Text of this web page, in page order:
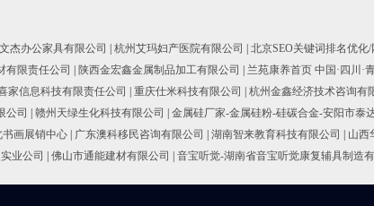
杰办公家具有限公司 杭州艾玛妇产医院有限公司 北京SEO关键词排名优
有限责任公司 陕西金宏鑫金属制品加工有限公司 兰苑康养首页 中国·四川·
家信息科技有限责任公司 重庆仕米科技有限公司 杭州金鑫经济技术咨询有
公司 赣州天绿生化科技有限公司 金属硅厂家-金属硅粉-硅碳合金-安阳市泰
画展销中心 广东澳科移民咨询有限公司 湖南智来教育科技有限公司 山西
业公司 佛山市通能建材有限公司 音宝听觉-湖南省音宝听觉康复辅具制造